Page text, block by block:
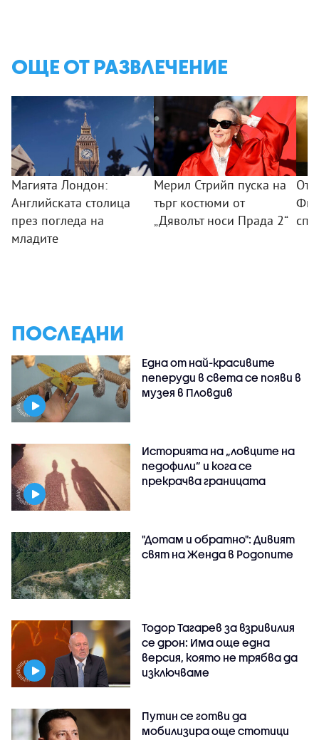
ОЩЕ ОТ РАЗВЛЕЧЕНИЕ
Магията Лондон:
Английската столица
през погледа на
младите
Мерил Стрийп пуска на
търг костюми от
„Дяволът носи Прада 2“
От
ПОСЛЕДНИ
Една от най-красивите
пеперуди в света се появи в
музея в Пловдив
Историята на „ловците на
педофили” и кога се
прекрачва границата
"Дотам и обратно": Дивият
свят на Женда в Родопите
Тодор Тагарев за взривилия
се дрон: Има още една
версия, която не трябва да
изключваме
Путин се готви да
мобилизира още стотици